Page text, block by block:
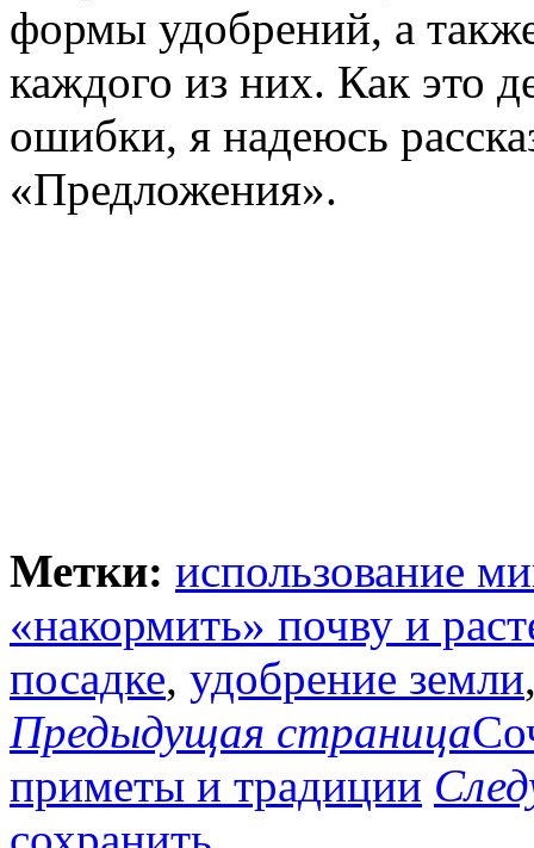
Метки: использование
«накормить» почву и
посадке, удобрение земли
Предыдущая страница
приметы и традиции